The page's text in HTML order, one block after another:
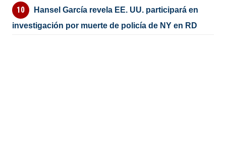
Hansel García revela EE. UU. participará en
investigación por muerte de policía de NY en RD